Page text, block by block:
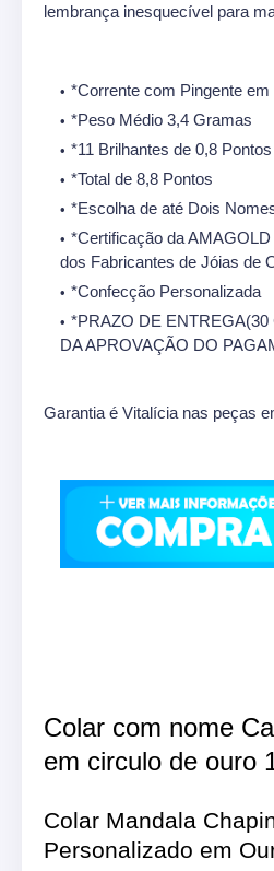
lembrança inesquecível para
*Corrente com Pingente em
*Peso Médio 3,4 Gramas
*11 Brilhantes de 0,8
*Total de 8,8 Pontos
*Escolha de até Dois
*Certificação da
dos Fabricantes de Jóias de
*Confecção Personalizada
*PRAZO DE ENTREGA(30
DA APROVAÇÃO DO
Garantia é Vitalícia nas peças
Colar com nome
em circulo de ouro
Colar Mandala
Personalizado em